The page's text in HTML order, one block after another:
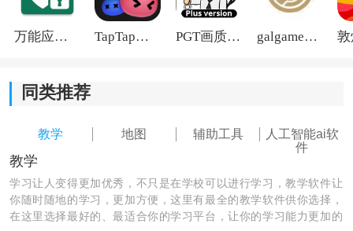
万能应用隐藏 TapTap国际版2026 PGT画质助手旧版 galgame游戏盒子2026
同类推荐
教学 地图 辅助工具
人工智能ai软
件
教学
学习让人变得更加优秀，不只是在学校可以进行学习，教学软件让
你随时随地的学习，更加方便，这里有最全的教学软件供你选择，
在这里选择最好的、最适合你的学习平台，让你的学习能力更加的